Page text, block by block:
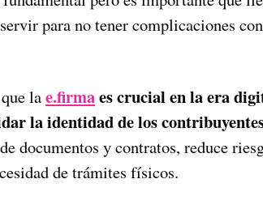
para no tener complicaciones
lae.firmaes crucial en la era
la identidad de los
documentos y contratos, reduce
de trámites físicos.